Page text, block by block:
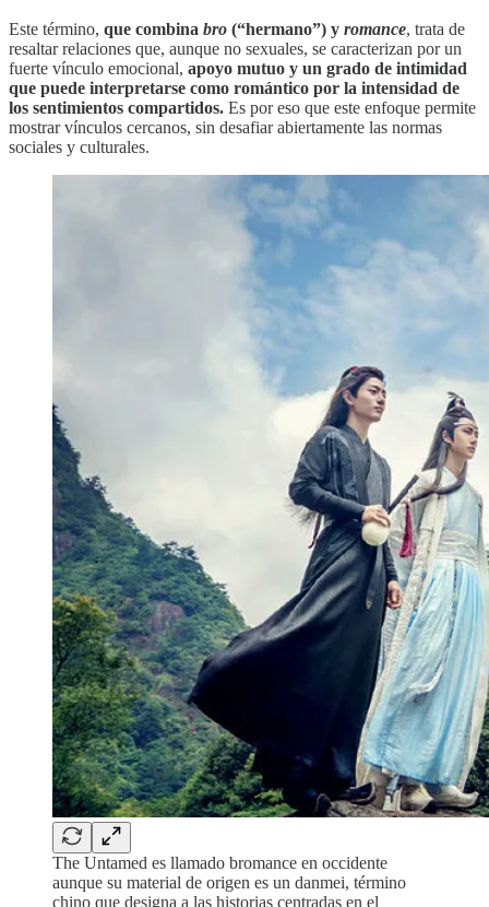
Este término, que combina bro (“hermano”) y romance, trata de
resaltar relaciones que, aunque no sexuales, se caracterizan por un
fuerte vínculo emocional, apoyo mutuo y un grado de intimidad
que puede interpretarse como romántico por la intensidad de
los sentimientos compartidos. Es por eso que este enfoque permite
mostrar vínculos cercanos, sin desafiar abiertamente las normas
sociales y culturales.
The Untamed es llamado bromance en occidente
aunque su material de origen es un danmei, término
chino que designa a las historias centradas en el